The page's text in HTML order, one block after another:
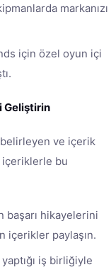
markanızı
için özel oyun içi
Geliştirin
ve içerik
içeriklerle bu
başarı hikayelerini
içerikler paylaşın.
iş birliğiyle